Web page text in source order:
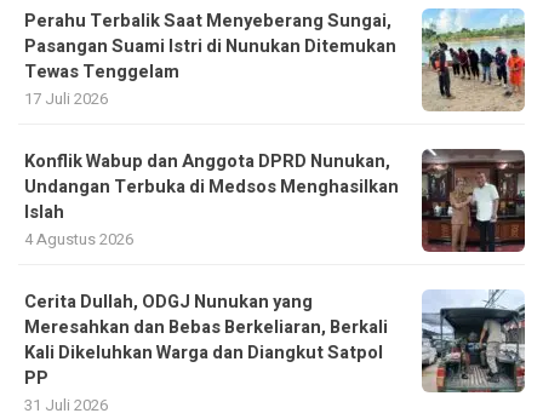
Perahu Terbalik Saat Menyeberang Sungai,
Pasangan Suami Istri di Nunukan Ditemukan
Tewas Tenggelam
17 Juli 2026
Konflik Wabup dan Anggota DPRD Nunukan,
Undangan Terbuka di Medsos Menghasilkan
Islah
4 Agustus 2026
Cerita Dullah, ODGJ Nunukan yang
Meresahkan dan Bebas Berkeliaran, Berkali
Kali Dikeluhkan Warga dan Diangkut Satpol
PP
31 Juli 2026